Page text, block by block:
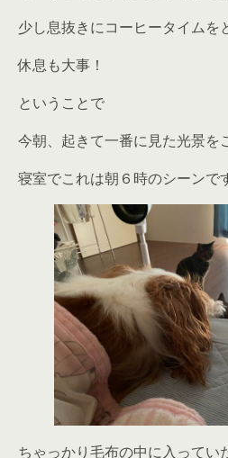
少し息抜きにコーヒータイムを
休息も大事！
ということで
今朝、起きて一番に見た光景を
寝室でこれは朝６時のシーンで
ちゃっかり毛布の中に入ってい